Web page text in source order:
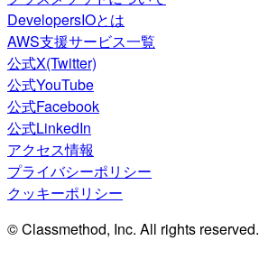
DevelopersIOとは
AWS支援サービス一覧
公式X(Twitter)
公式YouTube
公式Facebook
公式LinkedIn
アクセス情報
プライバシーポリシー
クッキーポリシー
© Classmethod, Inc. All rights reserved.